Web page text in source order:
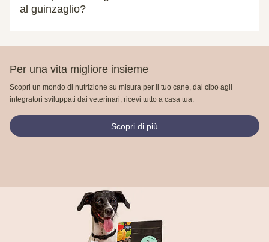
al guinzaglio?
Per una vita migliore insieme
Scopri un mondo di nutrizione su misura per il tuo cane, dal cibo agli
integratori sviluppati dai veterinari, ricevi tutto a casa tua.
Scopri di più